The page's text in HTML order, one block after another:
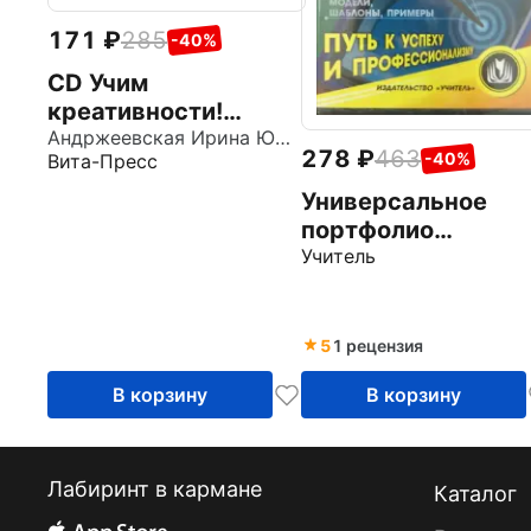
171 285 -40%
CD Учим
креативности!
Учебно-
методическое
Андржеевская Ирина Юрьевна
Вита-Пресс
В корзину
278 463 -40%
Универсальное
портфолио
воспитателя ДОО.
Учитель
51 рецензия
В корзину
Лабиринт в кармане
Каталог